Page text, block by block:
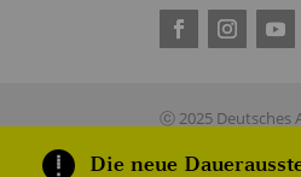
ⓒ 2025 Deutsches
Die neue